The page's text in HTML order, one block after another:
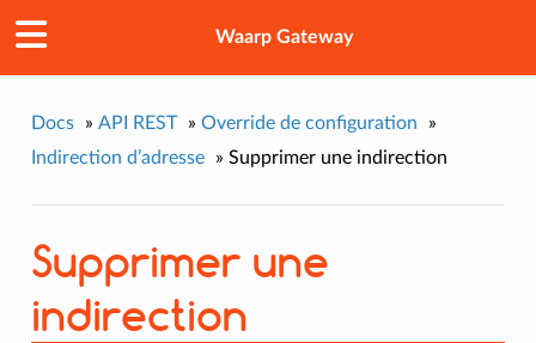
Waarp Gateway
Docs » API REST » Override de configuration
»
Indirection d’adresse
» Supprimer une indirection
Supprimer une
indirection